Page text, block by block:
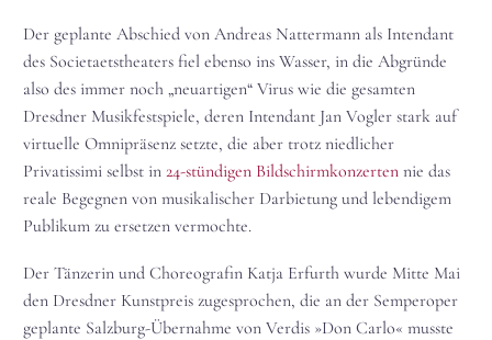
Der geplante Abschied von Andreas Nattermann als Intendant
des Societaetstheaters fiel ebenso ins Wasser, in die Abgründe
also des immer noch „neuartigen“ Virus wie die gesamten
Dresdner Musikfestspiele, deren Intendant Jan Vogler stark auf
virtuelle Omnipräsenz setzte, die aber trotz niedlicher
Privatissimi selbst in 24-stündigen Bildschirmkonzerten nie das
reale Begegnen von musikalischer Darbietung und lebendigem
Publikum zu ersetzen vermochte.
Der Tänzerin und Choreografin Katja Erfurth wurde Mitte Mai
den Dresdner Kunstpreis zugesprochen, die an der Semperoper
geplante Salzburg-Übernahme von Verdis »Don Carlo« musste